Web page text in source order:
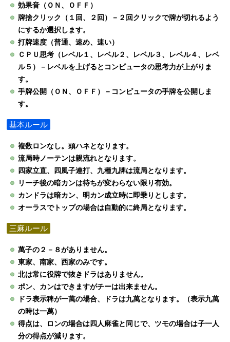
効果音（ＯＮ、ＯＦＦ）
牌捨クリック（１回、２回）－２回クリックで牌が切れるよう
にするか選択します。
打牌速度（普通、速め、速い）
ＣＰＵ思考（レベル１、レベル２、レベル３、レベル４、レベ
ル５）－レベルを上げるとコンピュータの思考力が上がりま
す。
手牌公開（ＯＮ、ＯＦＦ）－コンピュータの手牌を公開しま
す。
基本ルール
複数ロンなし。頭ハネとなります。
流局時ノーテンは親流れとなります。
四家立直、四風子連打、九種九牌は流局となります。
リーチ後の暗カンは待ちが変わらない限り有効。
カンドラは暗カン、明カン成立時に即乗りとします。
オーラスでトップの場合は自動的に終局となります。
三麻ルール
萬子の２－８がありません。
東家、南家、西家のみです。
北は常に役牌で抜きドラはありません。
ポン、カンはできますがチーは出来ません。
ドラ表示稗が一萬の場合、ドラは九萬となります。（表示九萬
の時は一萬）
得点は、ロンの場合は四人麻雀と同じで、ツモの場合は子一人
分の得点が減ります。